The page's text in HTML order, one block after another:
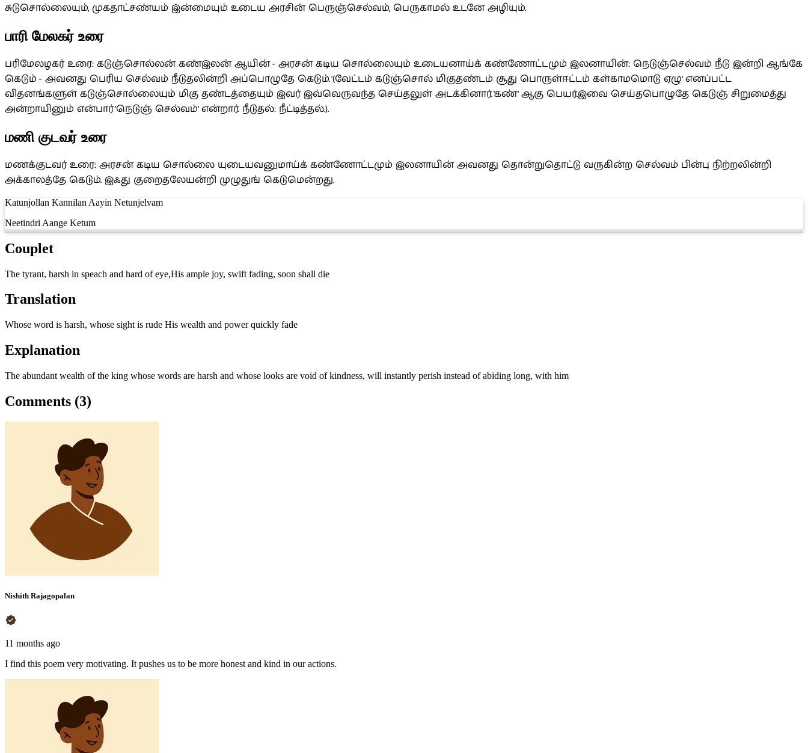
சுடுசொல்லையும், முகதாட்சண்யம் இன்மையும் உடைய அரசின் பெருஞ்செல்வம், பெருகாமல் உடனே அழியும்.
பாரி மேலகர் உரை
பரிமேலழகர் உரை: கடுஞ்சொல்லன் கண்இலன் ஆயின் - அரசன் கடிய சொல்லையும் உடையனாய்க் கண்ணோட்டமும் இலனாயின்: நெடுஞ்செல்வம் நீடு இன்றி ஆங்கே
கெடும் - அவனது பெரிய செல்வம் நீடுதலின்றி அப்பொழுதே கெடும். '(வேட்டம் கடுஞ்சொல் மிகுதண்டம் சூது பொருள்ஈட்டம் கள்காமமொடு ஏழு' எனப்பட்ட
விதனங்களுள் கடுஞ்சொல்லையும் மிகு தண்டத்தையும் இவர் இவ்வெருவந்த செய்தலுள் அடக்கினார். 'கண்' ஆகு பெயர்.இவை செய்தபொழுதே கெடுஞ் சிறுமைத்து
அன்றாயினும் என்பார் 'நெடுஞ் செல்வம்' என்றார். நீடுதல்: நீட்டித்தல்.).
மணி குடவர் உரை
மணக்குடவர் உரை: அரசன் கடிய சொல்லை யுடையவனுமாய்க் கண்ணோட்டமும் இலனாயின் அவனது தொன்றுதொட்டு வருகின்ற செல்வம் பின்பு நிற்றலின்றி
அக்காலத்தே கெடும். இஃது குறைதலேயன்றி முழுதுங் கெடுமென்றது.
Katunjollan Kannilan Aayin Netunjelvam
Neetindri Aange Ketum
Couplet
The tyrant, harsh in speach and hard of eye,His ample joy, swift fading, soon shall die
Translation
Whose word is harsh, whose sight is rude His wealth and power quickly fade
Explanation
The abundant wealth of the king whose words are harsh and whose looks are void of kindness, will instantly perish instead of abiding long, with him
Comments (3)
Nishith Rajagopalan
11 months ago
I find this poem very motivating. It pushes us to be more honest and kind in our actions.